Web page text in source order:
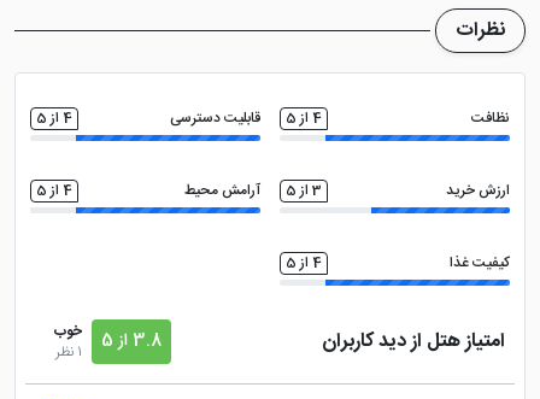
نظرات
نظافت 4 از 5 قابلیت دسترسی 4 از 5
ارزش خرید 3 از 5 آرامش محیط 4 از 5
کیفیت غذا 4 از 5
امتیاز هتل از دید کاربران 3.8 از 5
خوب
1 نظر